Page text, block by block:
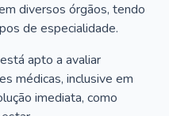
diversos órgãos, tendo
de especialidade.
apto a avaliar
médicas, inclusive em
imediata, como